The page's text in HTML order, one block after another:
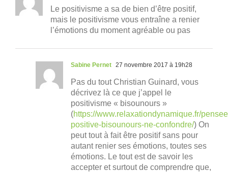
Le positivisme a sa de bien d’être positif,
mais le positivisme vous entraîne a renier
l’émotions du moment agréable ou pas
Sabine Pernet 27 novembre 2017 à 19h28
Pas du tout Christian Guinard, vous
décrivez là ce que j’appel le
positivisme « bisounours »
(https://www.relaxationdynamique.fr/
positive-bisounours-ne-confondre/) On
peut tout à fait être positif sans pour
autant renier ses émotions, toutes ses
émotions. Le tout est de savoir les
accepter et surtout de comprendre que,